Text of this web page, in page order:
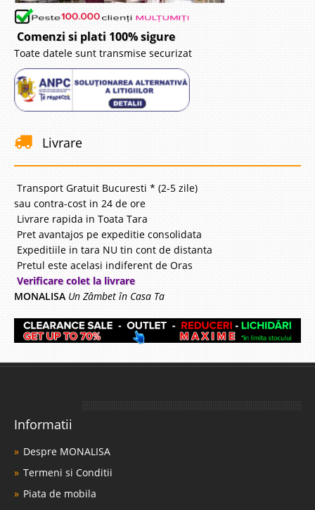
Comenzi si plati 100% sigure
Toate datele sunt transmise securizat
Livrare
Transport Gratuit Bucuresti * (2-5 zile)
sau contra-cost in 24 de ore
Livrare rapida in Toata Tara
Pret avantajos pe expeditie consolidata
Expeditiile in tara NU tin cont de distanta
Pretul este acelasi indiferent de Oras
Verificare colet la livrare
MONALISA Un Zâmbet în Casa Ta
Informatii
Despre MONALISA
Termeni si Conditii
Piata de mobila